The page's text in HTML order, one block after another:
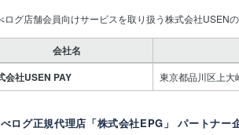
ログ店舗会員向けサービスを取り扱う株式会社USEN
会社名
会社USEN PAY
東京都品川区上大
ログ正規代理店「株式会社EPG」 パートナー